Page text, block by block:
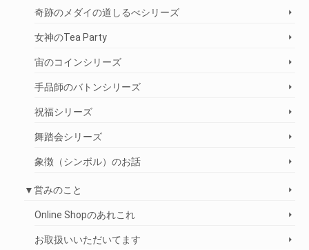
奇跡のメダイの道しるべシリーズ
女神のTea Party
宙のコインシリーズ
手品師のバトンシリーズ
祝福シリーズ
舞踏会シリーズ
象徴（シンボル）のお話
▼営みのこと
Online Shopのあれこれ
お取扱いいただいてます